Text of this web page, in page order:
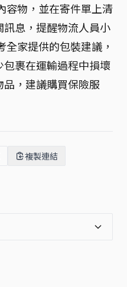
容物，並在寄件單上清
息，提醒物流人員小
家提供的包裝建議，
裹在運輸過程中損壞
，建議購買保險服
複製連結